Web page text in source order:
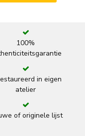
100%
in eigen
atelier
of originele lijst